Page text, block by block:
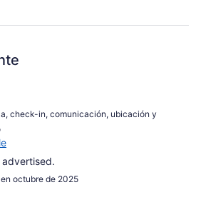
check-in, comunicación, ubicación y
octubre de 2025